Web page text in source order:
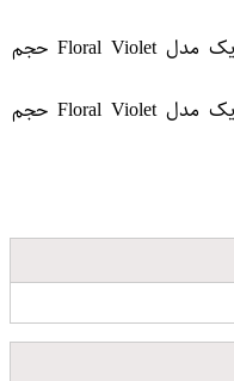
اسپری پاک کننده سطوح حمام لودویک مدل Floral Violet حجم
اسپری پاک کننده سطوح حمام لودویک مدل Floral Violet حجم